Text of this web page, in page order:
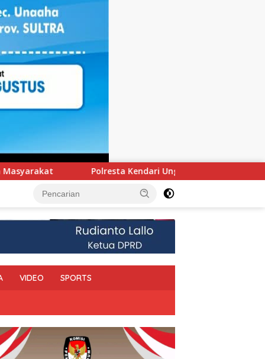
Ungkap Kasus Curnik, Lima Handphone Hasil Curian
VIDEO SPORTS